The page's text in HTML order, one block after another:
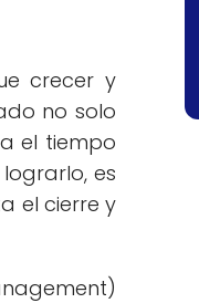
crecer y
no solo
el tiempo
es
el cierre y